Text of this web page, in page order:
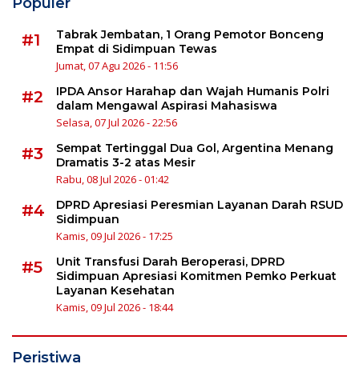
#1
Tabrak Jembatan, 1 Orang Pemotor Bonceng
Empat di Sidimpuan Tewas
Jumat, 07 Agu 2026 - 11:56
#2
IPDA Ansor Harahap dan Wajah Humanis Polri
dalam Mengawal Aspirasi Mahasiswa
Selasa, 07 Jul 2026 - 22:56
#3
Sempat Tertinggal Dua Gol, Argentina Menang
Dramatis 3-2 atas Mesir
Rabu, 08 Jul 2026 - 01:42
#4
DPRD Apresiasi Peresmian Layanan Darah RSUD
Sidimpuan
Kamis, 09 Jul 2026 - 17:25
#5
Unit Transfusi Darah Beroperasi, DPRD
Sidimpuan Apresiasi Komitmen Pemko Perkuat
Layanan Kesehatan
Kamis, 09 Jul 2026 - 18:44
Peristiwa